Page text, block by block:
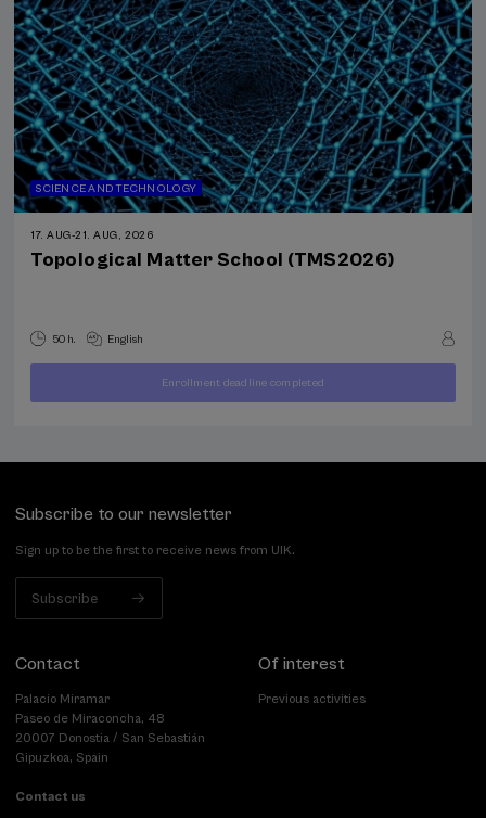
SCIENCE AND TECHNOLOGY
17. AUG-21. AUG, 2026
Topological Matter School (TMS2026)
50 h. English
... FROM400
Last
places
Free
Date
expired
Enrollment deadline completed
Subscribe to our newsletter
Sign up to be the first to receive news from UIK.
Subscribe
Contact
Palacio Miramar
Paseo de Miraconcha, 48
20007 Donostia / San Sebastián
Gipuzkoa, Spain
Contact us
Of interest
Previous activities